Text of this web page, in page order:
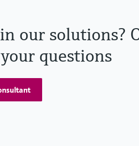
our solutions?
questions